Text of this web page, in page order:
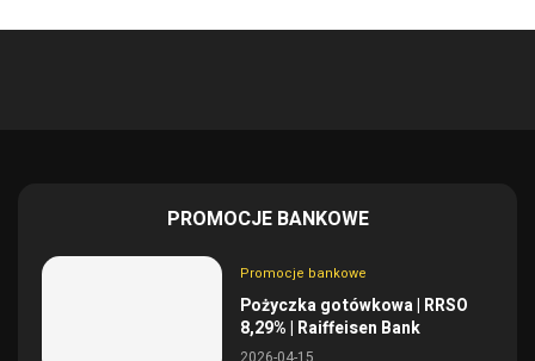
PROMOCJE BANKOWE
Promocje bankowe
Pożyczka gotówkowa | RRSO
8,29% | Raiffeisen Bank